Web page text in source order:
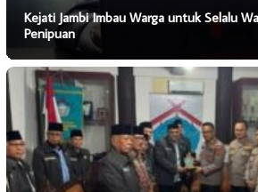
Kejati Jambi Imbau Warga untuk Selalu
Penipuan